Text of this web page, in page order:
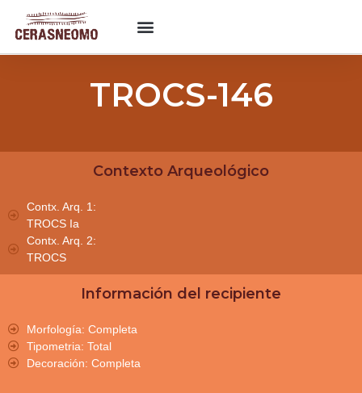
TROCS-146
Contexto Arqueológico
Contx. Arq. 1:
TROCS Ia
Contx. Arq. 2:
TROCS
Información del recipiente
Morfología: Completa
Tipometria: Total
Decoración: Completa